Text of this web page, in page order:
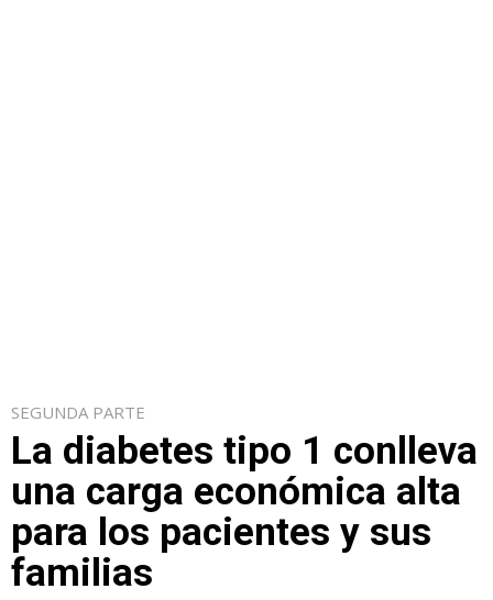
SEGUNDA PARTE
La diabetes tipo 1 conlleva
una carga económica alta
para los pacientes y sus
familias